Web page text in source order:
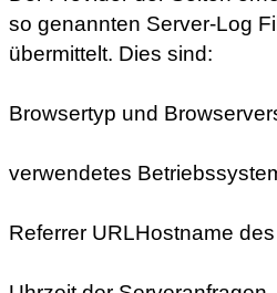
so genannten Server-Log
übermittelt. Dies sind:
Browsertyp und
verwendetes
Referrer URLHostname